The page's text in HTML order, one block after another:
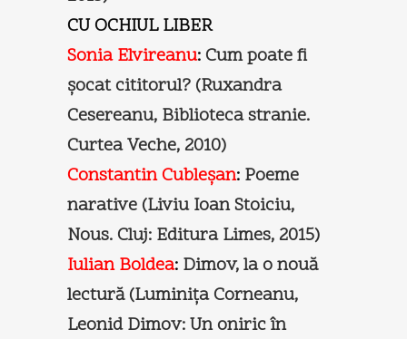
CU OCHIUL LIBER
Sonia Elvireanu: Cum poate fi
şocat cititorul? (Ruxandra
Cesereanu, Biblioteca stranie.
Curtea Veche, 2010)
Constantin Cubleşan: Poeme
narative (Liviu Ioan Stoiciu,
Nous. Cluj: Editura Limes, 2015)
Iulian Boldea: Dimov, la o nouă
lectură (Luminiţa Corneanu,
Leonid Dimov: Un oniric în